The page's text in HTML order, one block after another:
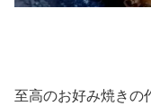
至高のお好み焼きの